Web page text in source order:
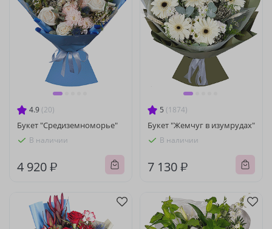
4.9 (20)
Букет "Средиземноморье"
В наличии
4 920 ₽
5 (1874)
Букет "Жемчуг в изумрудах"
В наличии
7 130 ₽